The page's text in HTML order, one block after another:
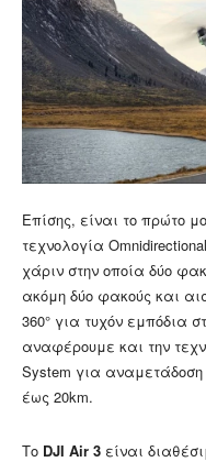
Επίσης, είναι το πρώτο
τεχνολογία
χάριν στην οποία δύο
ακόμη δύο φακούς και
360° για τυχόν εμπόδια
αναφέρουμε και την
System για
έως 20km.
Το DJI Air 3 είναι